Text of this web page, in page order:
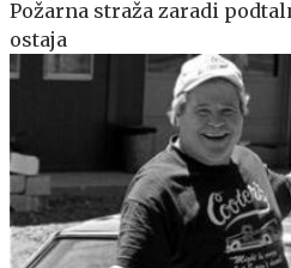
Požarna straža zaradi
ostaja